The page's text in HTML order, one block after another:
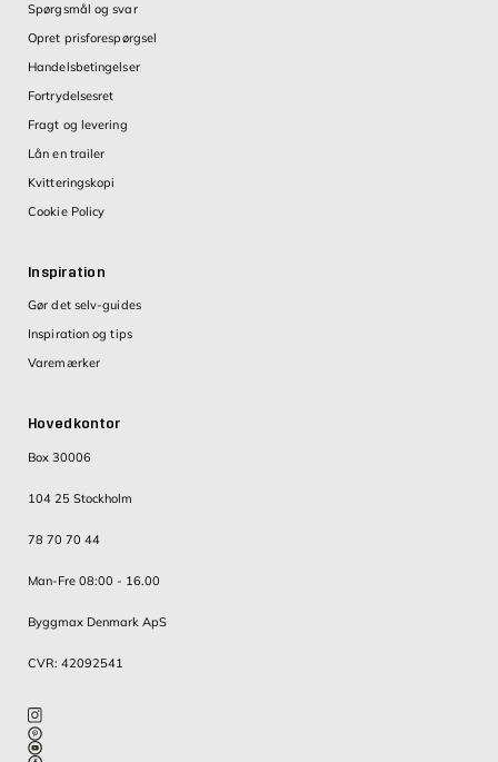
Hovedkontor
Box 30006
104 25 Stockholm
78 70 70 44
Man-Fre 08:00 - 16.00
Byggmax Denmark ApS
CVR: 42092541
Spørgsmål og svar
Opret prisforespørgsel
Handelsbetingelser
Fortrydelsesret
Fragt og levering
Lån en trailer
Kvitteringskopi
Cookie Policy
Inspiration
Gør det selv-guides
Inspiration og tips
Varemærker